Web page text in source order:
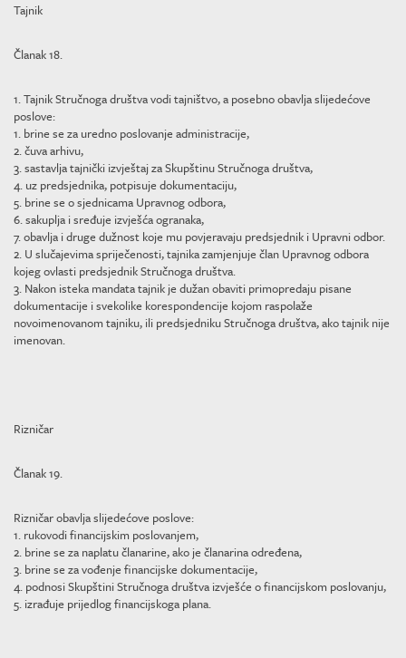
Tajnik
Članak 18.
1. Tajnik Stručnoga društva vodi tajništvo, a posebno obavlja slijedećove
poslove:
1. brine se za uredno poslovanje administracije,
2. čuva arhivu,
3. sastavlja tajnički izvještaj za Skupštinu Stručnoga društva,
4. uz predsjednika, potpisuje dokumentaciju,
5. brine se o sjednicama Upravnog odbora,
6. sakuplja i sređuje izvješća ogranaka,
7. obavlja i druge dužnost koje mu povjeravaju predsjednik i Upravni odbor.
2. U slučajevima spriječenosti, tajnika zamjenjuje član Upravnog odbora
kojeg ovlasti predsjednik Stručnoga društva.
3. Nakon isteka mandata tajnik je dužan obaviti primopredaju pisane
dokumentacije i svekolike korespondencije kojom raspolaže
novoimenovanom tajniku, ili predsjedniku Stručnoga društva, ako tajnik nije
imenovan.
Rizničar
Članak 19.
Rizničar obavlja slijedećove poslove:
1. rukovodi financijskim poslovanjem,
2. brine se za naplatu članarine, ako je članarina određena,
3. brine se za vođenje financijske dokumentacije,
4. podnosi Skupštini Stručnoga društva izvješće o financijskom poslovanju,
5. izrađuje prijedlog financijskoga plana.